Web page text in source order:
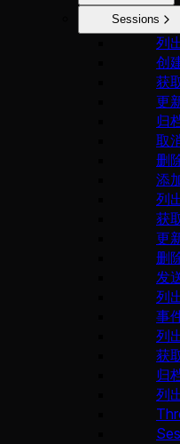
Sessions
列
创
获
更
归
取
删
添
列
获
更
删
发
列
事
列
获
归
列